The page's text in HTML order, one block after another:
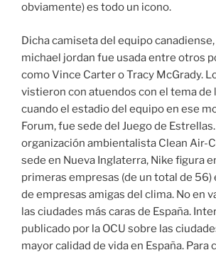
obviamente) es todo un icono.
Dicha camiseta del equipo
michael jordan fue usada entre otros
como Vince Carter o Tracy McGrady.
vistieron con atuendos con el tema de
cuando el estadio del equipo en ese
Forum, fue sede del Juego de
organización ambientalista Clean Air-
sede en Nueva Inglaterra, Nike figura
primeras empresas (de un total de 56)
de empresas amigas del clima. No en
las ciudades más caras de España.
publicado por la OCU sobre las
mayor calidad de vida en España. Para